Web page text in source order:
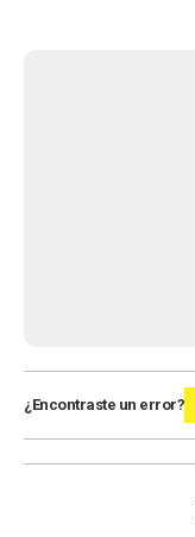
¿Encontraste un error?